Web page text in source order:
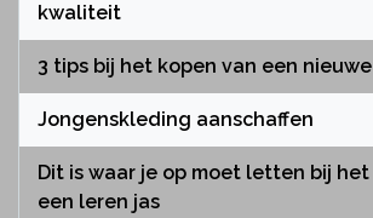
kwaliteit
3 tips bij het kopen van een
Jongenskleding aanschaffen
Dit is waar je op moet letten bij
een leren jas